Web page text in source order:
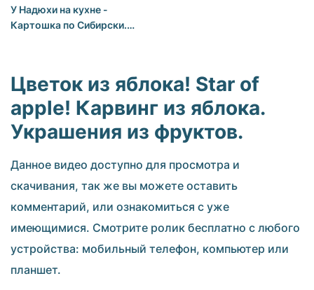
У Надюхи на кухне -
Картошка по Сибирски.
Цветок из яблока! Star of
apple! Карвинг из яблока.
Украшения из фруктов.
Данное видео доступно для просмотра и
скачивания, так же вы можете оставить
комментарий, или ознакомиться с уже
имеющимися. Смотрите ролик бесплатно с любого
устройства: мобильный телефон, компьютер или
планшет.